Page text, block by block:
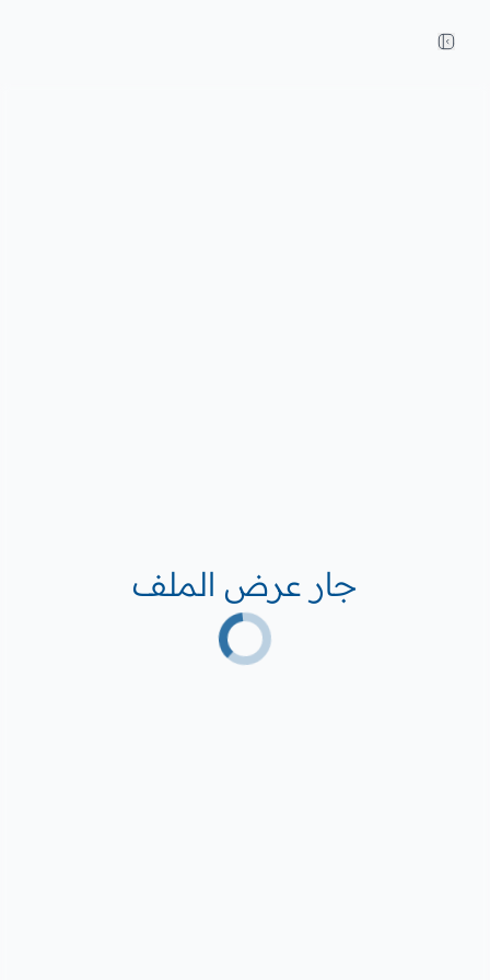
جار عرض الملف